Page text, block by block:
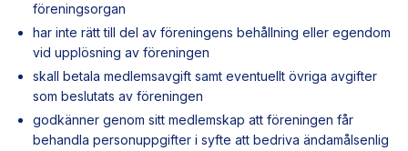
föreningsorgan
har inte rätt till del av föreningens behållning eller egendom
vid upplösning av föreningen
skall betala medlemsavgift samt eventuellt övriga avgifter
som beslutats av föreningen
godkänner genom sitt medlemskap att föreningen får
behandla personuppgifter i syfte att bedriva ändamålsenlig